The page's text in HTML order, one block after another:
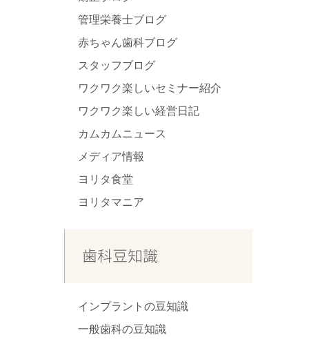
管理栄養士ブログ
赤ちゃん歯科ブログ
スタッフブログ
ワクワク楽しいセミナー紹介
ワクワク楽しい経営日記
カムカムニュース
メディア情報
ヨリタ食堂
ヨリタマニア
歯科豆知識
インプラントの豆知識
一般歯科の豆知識